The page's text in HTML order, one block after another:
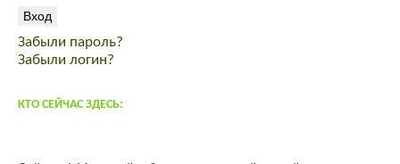
Предлагаем качественный ремонт в квартире, коттедже, офисе,
продам коз.
Забыли пароль?
Забыли логин?
КТО СЕЙЧАС ЗДЕСЬ: